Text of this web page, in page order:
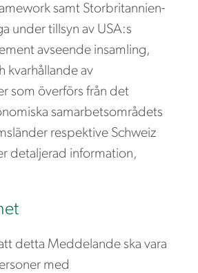
samt Storbritannien-
under tillsyn av USA:s
avseende insamling,
kvarhållande av
som överförs från det
samarbetsområdets
respektive Schweiz
detaljerad information,
detta Meddelande ska vara
med